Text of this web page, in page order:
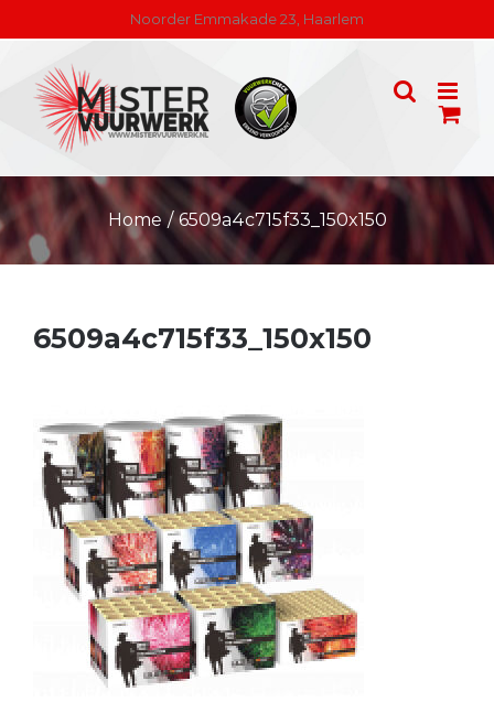
content
Noorder Emmakade 23, Haarlem
Home / 6509a4c715f33_150x150
6509a4c715f33_150x150